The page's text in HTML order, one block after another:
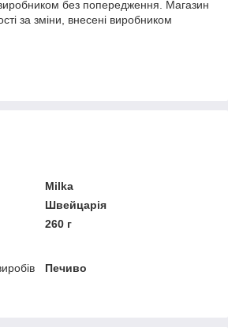
без попередження. Магазин
за зміни, внесені виробником
Milka
Швейцарія
260 г
Печиво